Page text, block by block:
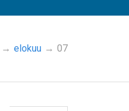
→ elokuu → 07